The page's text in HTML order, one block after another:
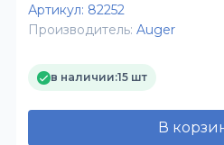
Артикул: 82252
Производитель: Auger
в наличии:15 шт
В